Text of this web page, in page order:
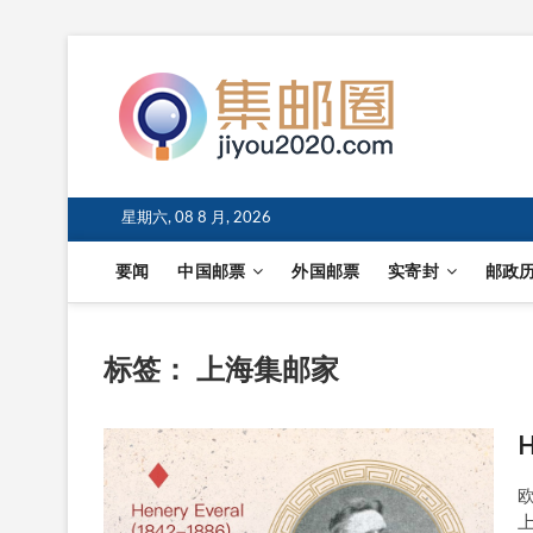
星期六, 08 8 月, 2026
要闻 中国邮票 外国邮票 实寄封 邮政
标签： 上海集邮家